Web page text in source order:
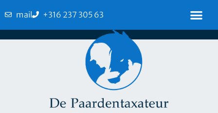
mail +316 237 305 63